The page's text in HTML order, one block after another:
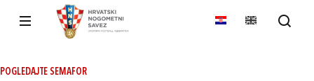
POGLEDAJTE SEMAFOR